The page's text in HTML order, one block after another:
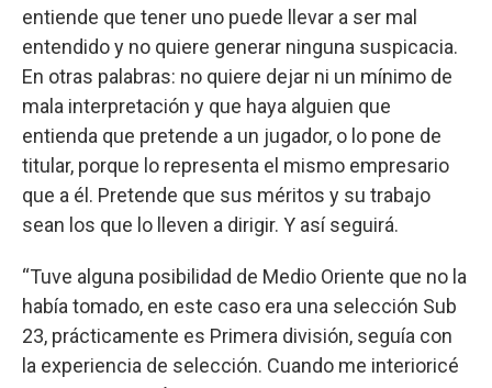
entiende que tener uno puede llevar a ser mal
entendido y no quiere generar ninguna suspicacia.
En otras palabras: no quiere dejar ni un mínimo de
mala interpretación y que haya alguien que
entienda que pretende a un jugador, o lo pone de
titular, porque lo representa el mismo empresario
que a él. Pretende que sus méritos y su trabajo
sean los que lo lleven a dirigir. Y así seguirá.
“Tuve alguna posibilidad de Medio Oriente que no la
había tomado, en este caso era una selección Sub
23, prácticamente es Primera división, seguía con
la experiencia de selección. Cuando me interioricé